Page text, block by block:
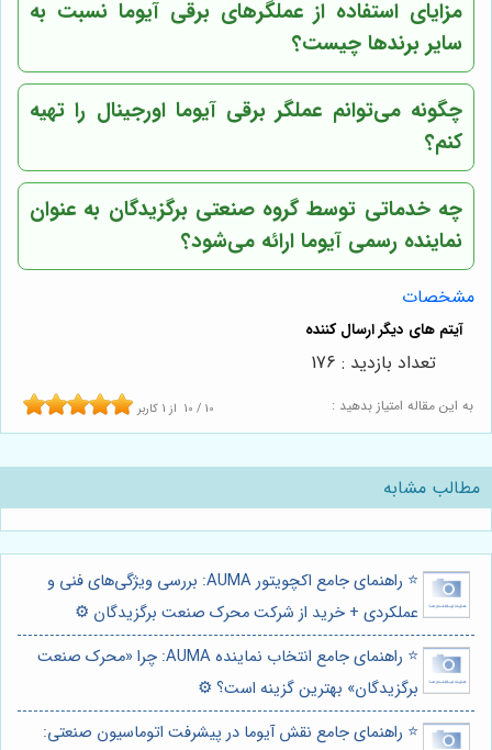
مزایای استفاده از عملگرهای برقی آیوما نسبت به
سایر برندها چیست؟
چگونه می‌توانم عملگر برقی آیوما اورجینال را تهیه
کنم؟
چه خدماتی توسط گروه صنعتی برگزیدگان به عنوان
نماینده رسمی آیوما ارائه می‌شود؟
مشخصات
به این مقاله امتیاز بدهید : 10 / 10 از 1 کاربر
تعداد بازدید : 176
مطالب مشابه
⭐️ راهنمای جامع اکچویتور AUMA: بررسی ویژگی‌های فنی و
عملکردی + خرید از شرکت محرک صنعت برگزیدگان ⚙️
⭐️ راهنمای جامع انتخاب نماینده AUMA: چرا «محرک صنعت
برگزیدگان» بهترین گزینه است؟ ⚙️
⭐️ راهنمای جامع نقش آیوما در پیشرفت اتوماسیون صنعتی: